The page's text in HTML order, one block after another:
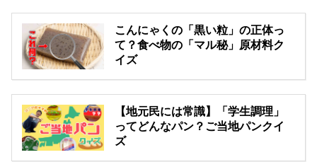
こんにゃくの「黒い粒」の正体っ
て？食べ物の「マル秘」原材料ク
イズ
【地元民には常識】「学生調理」
ってどんなパン？ご当地パンクイ
ズ